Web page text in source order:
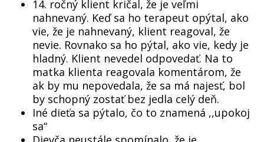
14. ročný klient kričal, že je veľmi
nahnevaný. Keď sa ho terapeut opýtal, ako
vie, že je nahnevaný, klient reagoval, že
nevie. Rovnako sa ho pýtal, ako vie, kedy je
hladný. Klient nevedel odpovedať. Na to
matka klienta reagovala komentárom, že
ak by mu nepovedala, že sa má najesť, bol
by schopný zostať bez jedla celý deň.
Iné dieťa sa pýtalo, čo to znamená ,,upokoj
sa“